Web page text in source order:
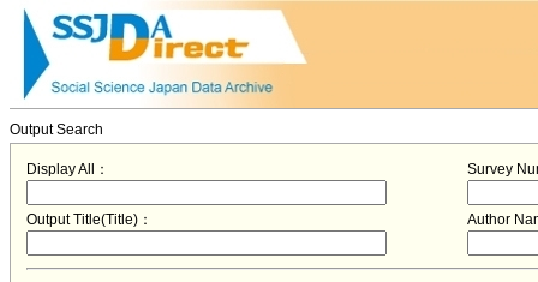
Output Search
Display All： Survey
Output Title(Title)： Author